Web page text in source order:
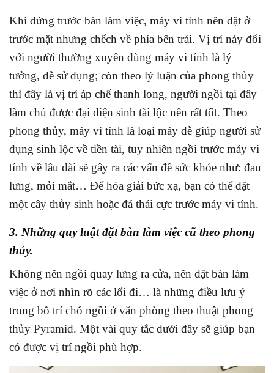
Khi đứng trước bàn làm việc, máy vi tính nên đặt ở
trước mặt nhưng chếch về phía bên trái. Vị trí này đối
với người thường xuyên dùng máy vi tính là lý
tưởng, dễ sử dụng; còn theo lý luận của phong thủy
thì đây là vị trí áp chế thanh long, người ngồi tại đây
làm chủ được đại diện sinh tài lộc nên rất tốt. Theo
phong thủy, máy vi tính là loại máy dễ giúp người sử
dụng sinh lộc về tiền tài, tuy nhiên ngồi trước máy vi
tính về lâu dài sẽ gây ra các vấn đề sức khỏe như: đau
lưng, mỏi mắt… Để hóa giải bức xạ, bạn có thể đặt
một cây thủy sinh hoặc đá thái cực trước máy vi tính.
3. Những quy luật đặt bàn làm việc cũ theo phong
thủy.
Không nên ngồi quay lưng ra cửa, nên đặt bàn làm
việc ở nơi nhìn rõ các lối đi… là những điều lưu ý
trong bố trí chỗ ngồi ở văn phòng theo thuật phong
thủy Pyramid. Một vài quy tắc dưới đây sẽ giúp bạn
có được vị trí ngồi phù hợp.